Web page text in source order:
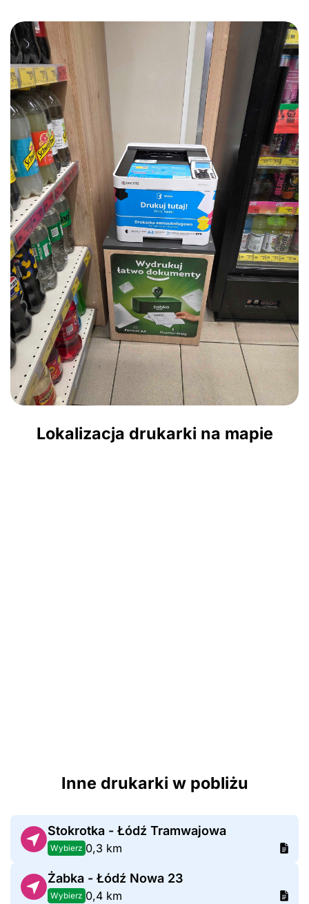
Lokalizacja drukarki na mapie
Inne drukarki w pobliżu
Stokrotka - Łódź Tramwajowa
Wybierz 0,3 km
Żabka - Łódź Nowa 23
Wybierz 0,4 km